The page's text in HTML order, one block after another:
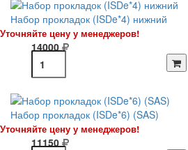
Набор прокладок (ISDe*4) нижний
Уточняйте цену у менеджеров!
14000
Набор прокладок (ISDe*6) (SAS)
Уточняйте цену у менеджеров!
11150